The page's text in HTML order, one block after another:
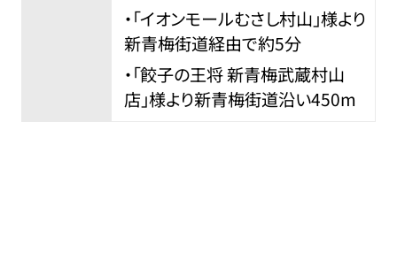
・「イオンモールむさし村山」様より
新青梅街道経由で約5分
・「餃子の王将 新青梅武蔵村山
店」様より新青梅街道沿い450m